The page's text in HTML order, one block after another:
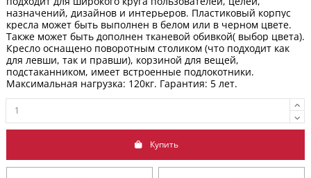
назначений, дизайнов и интерьеров. Пластиковый корпус
кресла может быть выполнен в белом или в черном цвете.
Также может быть дополнен тканевой обивкой( выбор цвета).
Кресло оснащено поворотным столиком (что подходит как
для левши, так и правши), корзиной для вещей,
подстаканником, имеет встроенные подлокотники.
Максимальная нагрузка: 120кг. Гарантия: 5 лет.
Купить